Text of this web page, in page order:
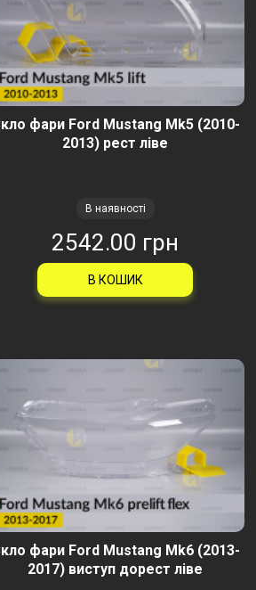
фари Ford Mustang Mk5 (2010-
2013) рест ліве
В наявності
2542.00 грн
В КОШИК
фари Ford Mustang Mk6 (2013-
2017) виступ дорест ліве